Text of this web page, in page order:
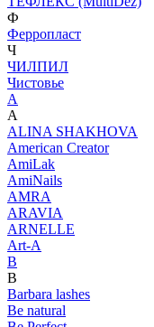
Ф
Ферропласт
Ч
ЧИЛПИЛ
Чистовье
A
A
ALINA SHAKHOVA
American Creator
AmiLak
AmiNails
AMRA
ARAVIA
ARNELLE
Art-A
B
B
Barbara lashes
Be natural